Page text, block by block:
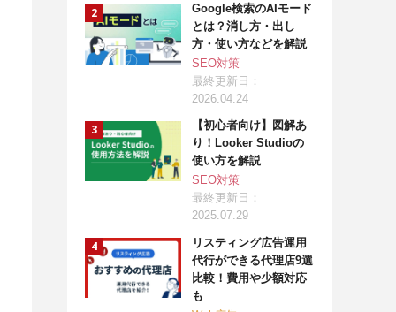
Google検索のAIモード
とは？消し方・出し
方・使い方などを解説
SEO対策
最終更新日：
2026.04.24
【初心者向け】図解あ
り！Looker Studioの
使い方を解説
SEO対策
最終更新日：
2025.07.29
リスティング広告運用
代行ができる代理店9選
比較！費用や少額対応
も